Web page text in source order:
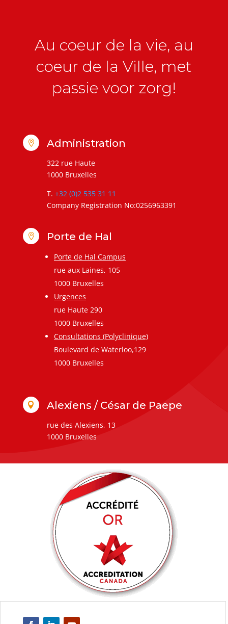
Au coeur de la vie, au
coeur de la Ville, met
passie voor zorg!
 Administration
322 rue Haute
1000 Bruxelles
T. +32 (0)2 535 31 11
Company Registration No:0256963391
 Porte de Hal
Porte de Hal Campus
rue aux Laines, 105
1000 Bruxelles
Urgences
rue Haute 290
1000 Bruxelles
Consultations (Polyclinique)
Boulevard de Waterloo,129
1000 Bruxelles
 Alexiens / César de Paepe
rue des Alexiens, 13
1000 Bruxelles